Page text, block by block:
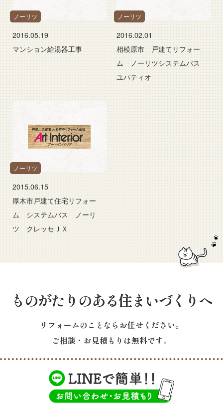
ノーリツ
2016.05.19
マンション給湯器工事
ノーリツ
2016.02.01
相模原市 戸建てリフォー
ム ノーリツシステムバス
ユパティオ
ノーリツ
2015.06.15
厚木市戸建て住宅リフォー
ム システムバス ノーリ
ツ クレッセＪＸ
ものがたりのある住まいづくりへ
リフォームのことならお任せください。
ご相談・お見積もりは無料です。